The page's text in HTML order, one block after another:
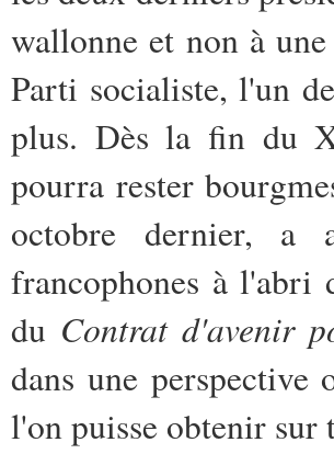
wallonne et non à
Parti socialiste, l'un
plus. Dès la fin du
pourra rester
octobre dernier, a
francophones à l'abri
du Contrat d'avenir
dans une
l'on puisse obtenir